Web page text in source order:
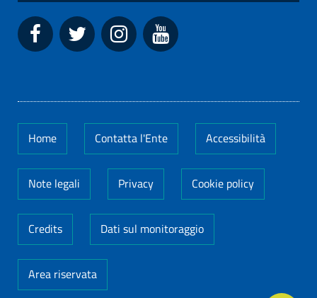
Home Contatta l'Ente Accessibilità
Note legali Privacy Cookie policy
Credits Dati sul monitoraggio
Area riservata